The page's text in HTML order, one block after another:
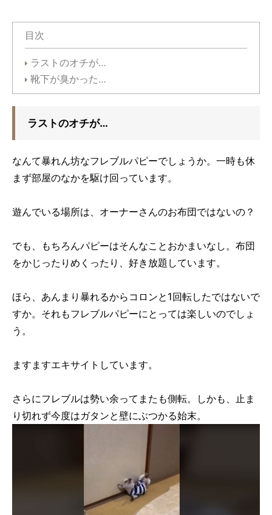
目次
ラストのオチが…
靴下が臭かった…
ラストのオチが…
なんて暴れん坊なフレブルパピーでしょうか。一時も休
まず部屋のなかを駆け回っています。
遊んでいる場所は、オーナーさんのお布団ではないの？
でも、もちろんパピーはそんなことおかまいなし。布団
をかじったりめくったり、好き放題しています。
ほら、あんまり暴れるからコロンと1回転したではないで
すか。それもフレブルパピーにとっては楽しいのでしょ
う。
ますますエキサイトしています。
さらにフレブルは勢い余ってまたも側転。しかも、止ま
り切れず今度はガタンと壁にぶつかる始末。